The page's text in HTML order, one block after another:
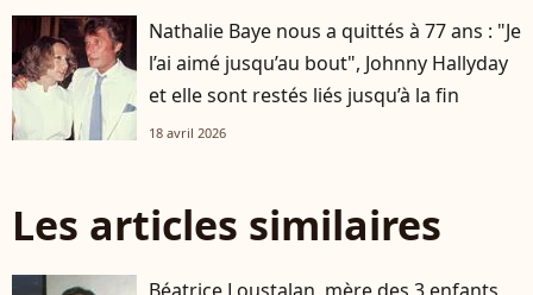
Nathalie Baye nous a quittés à 77 ans : "Je
l’ai aimé jusqu’au bout", Johnny Hallyday
et elle sont restés liés jusqu’à la fin
18 avril 2026
Les articles similaires